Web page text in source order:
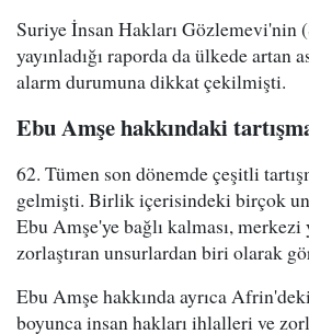
Suriye İnsan Hakları Gözlemevi'nin
yayınladığı raporda da ülkede artan
alarm durumuna dikkat çekilmişti.
Ebu Amşe hakkındaki
62. Tümen son dönemde çeşitli
gelmişti. Birlik içerisindeki birçok
Ebu Amşe'ye bağlı kalması,
zorlaştıran unsurlardan biri olarak
Ebu Amşe hakkında ayrıca
boyunca insan hakları ihlalleri ve